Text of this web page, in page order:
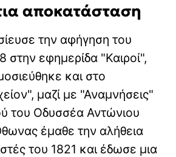
αποκατάσταση
την αφήγηση του
στην εφημερίδα "Καιροί",
και στο
μαζί με "Αναμνήσεις"
του Οδυσσέα Αντώνιου
έμαθε την αλήθεια
του 1821 και έδωσε μια